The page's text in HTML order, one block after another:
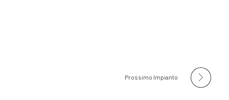
Prossimo Impianto